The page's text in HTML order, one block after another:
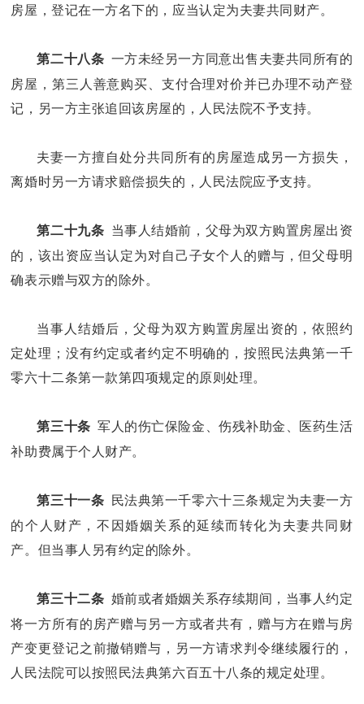
房屋，登记在一方名下的，应当认定为夫妻共同财产。
第二十八条 一方未经另一方同意出售夫妻共同所有的
房屋，第三人善意购买、支付合理对价并已办理不动产登
记，另一方主张追回该房屋的，人民法院不予支持。
夫妻一方擅自处分共同所有的房屋造成另一方损失，
离婚时另一方请求赔偿损失的，人民法院应予支持。
第二十九条 当事人结婚前，父母为双方购置房屋出资
的，该出资应当认定为对自己子女个人的赠与，但父母明
确表示赠与双方的除外。
当事人结婚后，父母为双方购置房屋出资的，依照约
定处理；没有约定或者约定不明确的，按照民法典第一千
零六十二条第一款第四项规定的原则处理。
第三十条 军人的伤亡保险金、伤残补助金、医药生活
补助费属于个人财产。
第三十一条 民法典第一千零六十三条规定为夫妻一方
的个人财产，不因婚姻关系的延续而转化为夫妻共同财
产。但当事人另有约定的除外。
第三十二条 婚前或者婚姻关系存续期间，当事人约定
将一方所有的房产赠与另一方或者共有，赠与方在赠与房
产变更登记之前撤销赠与，另一方请求判令继续履行的，
人民法院可以按照民法典第六百五十八条的规定处理。